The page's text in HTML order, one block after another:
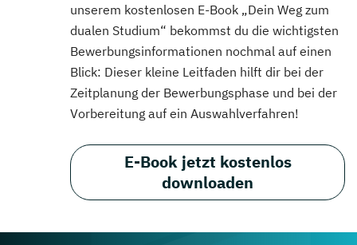
unserem kostenlosen E-Book „Dein Weg zum
dualen Studium“ bekommst du die wichtigsten
Bewerbungsinformationen nochmal auf einen
Blick: Dieser kleine Leitfaden hilft dir bei der
Zeitplanung der Bewerbungsphase und bei der
Vorbereitung auf ein Auswahlverfahren!
E-Book jetzt kostenlos
downloaden